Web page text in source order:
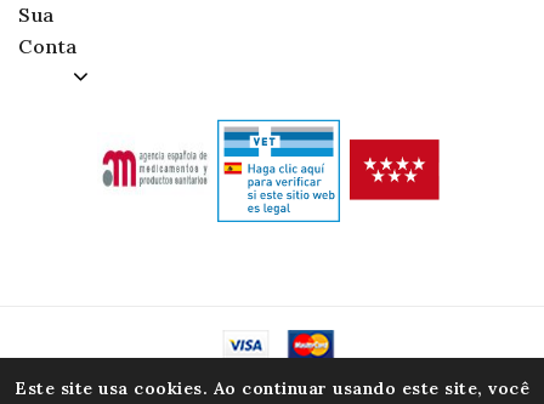
Sua
Conta
Este site usa cookies. Ao continuar usando este site, você
© 2026 - Alamacenes Piensos Raposo. S.A.